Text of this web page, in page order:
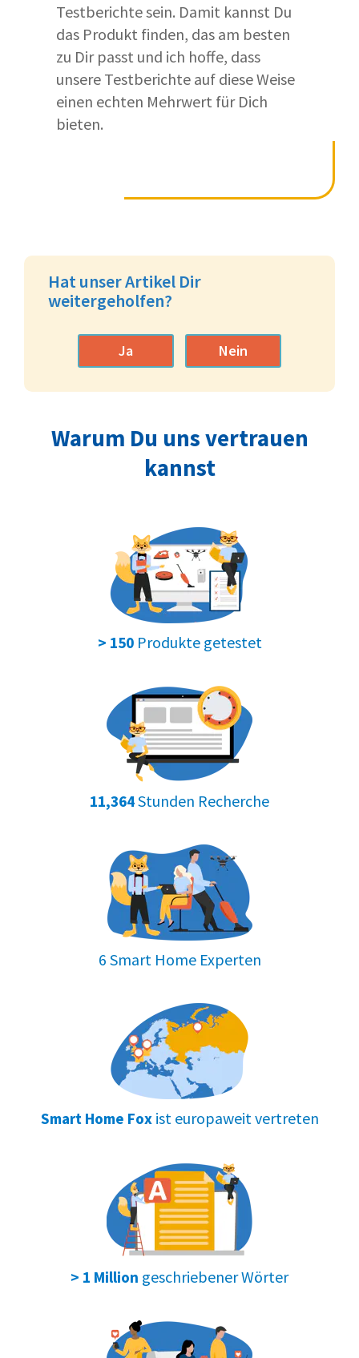
Testberichte sein. Damit kannst Du
das Produkt finden, das am besten
zu Dir passt und ich hoffe, dass
unsere Testberichte auf diese Weise
einen echten Mehrwert für Dich
bieten.
Hat unser Artikel Dir
weitergeholfen?
Ja Nein
Warum Du uns vertrauen
kannst
> 150Produkte getestet
11,364Stunden Recherche
6 Smart Home Experten
Smart Home Foxist europaweit vertreten
> 1 Million geschriebener Wörter